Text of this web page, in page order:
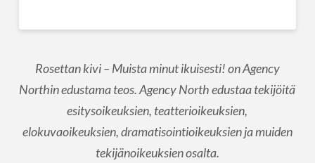
Rosettan kivi – Muista minut ikuisesti! on Agency
Northin edustama teos. Agency North edustaa tekijöitä
esitysoikeuksien, teatterioikeuksien,
elokuvaoikeuksien, dramatisointioikeuksien ja muiden
tekijänoikeuksien osalta.